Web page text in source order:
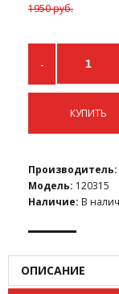
1950 руб.
-
КУПИТЬ
Производитель:
Модель: 120315
Наличие: В
ОПИСАНИЕ